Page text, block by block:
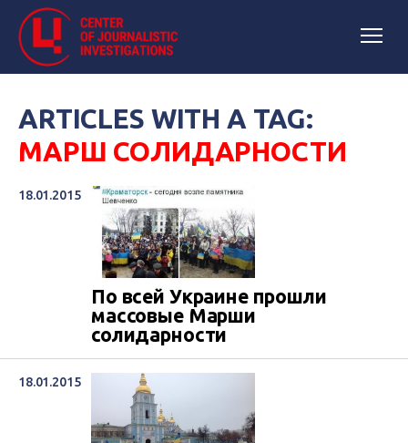
ARTICLES WITH A TAG:
МАРШ СОЛИДАРНОСТИ
18.01.2015
По всей Украине прошли
массовые Марши
солидарности
18.01.2015